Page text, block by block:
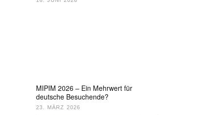
MIPIM 2026 – Ein Mehrwert für
deutsche Besuchende?
23. MÄRZ 2026